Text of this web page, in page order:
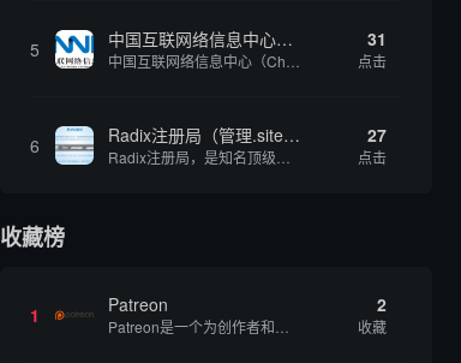
5 中国互联网络信息中心（CNNIC） 31
点击
6 Radix注册局（管理.site、.online等顶级域名） 27
点击
收藏榜
1 Patreon 2
收藏